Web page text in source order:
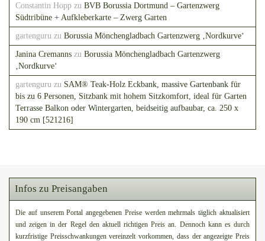
Constantin Hopp zu BVB Borussia Dortmund – Gartenzwerg
Südtribüne + Aufkleberkarte – Zwerg Garten
gartenguru zu Borussia Mönchengladbach Gartenzwerg ‚Nordkurve‘
Janina Cremanns zu Borussia Mönchengladbach Gartenzwerg
‚Nordkurve‘
gartenguru zu SAM® Teak-Holz Eckbank, massive Gartenbank für
bis zu 6 Personen, Sitzbank mit hohem Sitzkomfort, ideal für Garten
Terrasse Balkon oder Wintergarten, beidseitig aufbaubar, ca. 250 x
190 cm [521216]
Infos zu Preisangaben
Die auf unserem Portal angegebenen Preise werden mehrmals täglich aktualisiert
und zeigen in der Regel den aktuell richtigen Preis an. Dennoch kann es durch
kurzfristige Preisschwankungen vereinzelt vorkommen, dass der angezeigte Preis